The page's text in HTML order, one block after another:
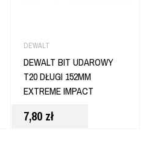
DEWALT
DEWALT BIT UDAROWY
T20 DŁUGI 152MM
EXTREME IMPACT
7,80 zł